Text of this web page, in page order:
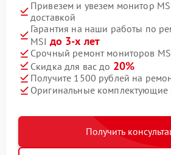
Привезем и увезем монитор
доставкой
Гарантия на наши работы по
MSI до 3-х лет
Срочный ремонт мониторов
Скидка для вас до 20%
Получите 1500 рублей на
Оригинальные комплектующие
Получить